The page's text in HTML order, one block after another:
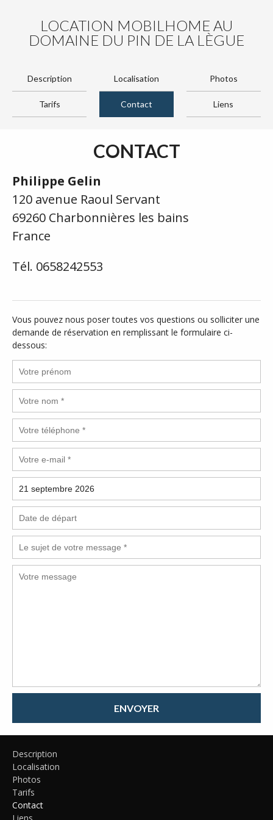
LOCATION MOBILHOME AU
DOMAINE DU PIN DE LA LÈGUE
Description Localisation Photos
Tarifs Contact Liens
CONTACT
Philippe Gelin
120 avenue Raoul Servant
69260 Charbonnières les bains
France
Tél. 0658242553
Vous pouvez nous poser toutes vos questions ou solliciter une
demande de réservation en remplissant le formulaire ci-
dessous:
ENVOYER
Description
Localisation
Photos
Tarifs
Contact